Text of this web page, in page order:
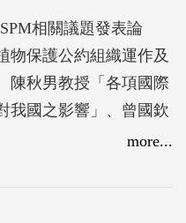
相關議題發表論
物保護公約組織運作及
陳秋男教授「各項國際
我國之影響」、曾國欽
產地與非疫區生產點之
及操作」、施劍鎣教授
措施於有害生物風險
more...